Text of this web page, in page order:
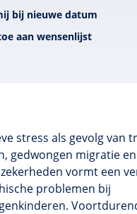
bij nieuwe datum
aan wensenlijst
stress als gevolg van
gedwongen migratie
vormt een
problemen bij